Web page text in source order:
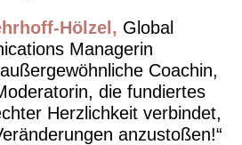
Hölzel
Global
Managerin
Coachin,
die fundiertes
Herzlichkeit verbindet,
anzustoßen!